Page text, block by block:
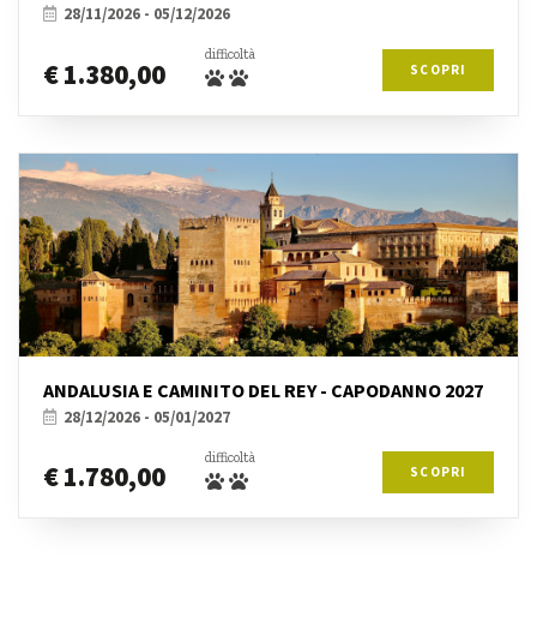
28/11/2026 - 05/12/2026
€ 1.380,00
difficoltà
SCOPRI
ANDALUSIA E CAMINITO DEL REY - CAPODANNO 2027
28/12/2026 - 05/01/2027
€ 1.780,00
difficoltà
SCOPRI